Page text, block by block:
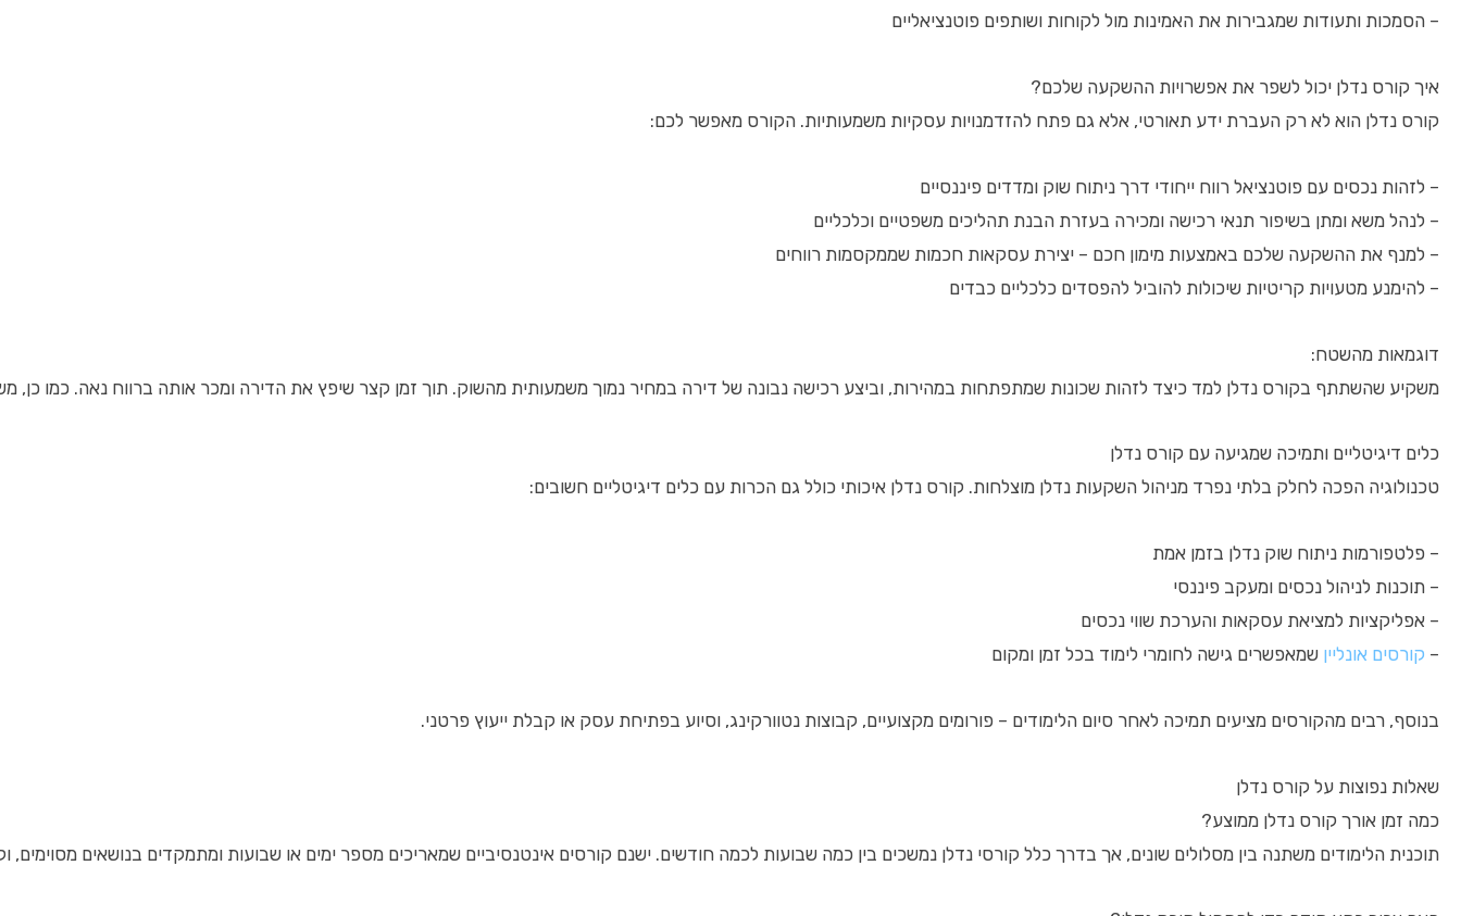
– הסמכות ותעודות שמגבירות את האמינות מול לקוחות ושותפים פוטנציאליים
איך קורס נדלן יכול לשפר את אפשרויות ההשקעה שלכם?
קורס נדלן הוא לא רק העברת ידע תאורטי, אלא גם פתח להזדמנויות עסקיות משמעותיות. הקורס מאפשר לכם:
– לזהות נכסים עם פוטנציאל רווח ייחודי דרך ניתוח שוק ומדדים פיננסיים
– לנהל משא ומתן בשיפור תנאי רכישה ומכירה בעזרת הבנת תהליכים משפטיים וכלכליים
– למנף את ההשקעה שלכם באמצעות מימון חכם – יצירת עסקאות חכמות שממקסמות רווחים
– להימנע מטעויות קריטיות שיכולות להוביל להפסדים כלכליים כבדים
דוגמאות מהשטח:
משקיע שהשתתף בקורס נדלן למד כיצד לזהות שכונות שמתפתחות במהירות, וביצע רכישה נבונה של דירה במחיר נמוך משמעותית מהשוק. תוך זמן קצר שיפץ את הדירה ומכר אותה ברווח נאה. כמו
כלים דיגיטליים ותמיכה שמגיעה עם קורס נדלן
טכנולוגיה הפכה לחלק בלתי נפרד מניהול השקעות נדלן מוצלחות. קורס נדלן איכותי כולל גם הכרות עם כלים דיגיטליים חשובים:
– פלטפורמות ניתוח שוק נדלן בזמן אמת
– תוכנות לניהול נכסים ומעקב פיננסי
– אפליקציות למציאת עסקאות והערכת שווי נכסים
– קורסים אונליין שמאפשרים גישה לחומרי לימוד בכל זמן ומקום
בנוסף, רבים מהקורסים מציעים תמיכה לאחר סיום הלימודים – פורומים מקצועיים, קבוצות נטוורקינג, וסיוע בפתיחת עסק או קבלת ייעוץ פרטני.
שאלות נפוצות על קורס נדלן
כמה זמן אורך קורס נדלן ממוצע?
תוכנית הלימודים משתנה בין מסלולים שונים, אך בדרך כלל קורסי נדלן נמשכים בין כמה שבועות לכמה חודשים. ישנם קורסים אינטנסיביים שמאריכים מספר ימים או שבועות ומתמקדים בנושאים מסוימים,